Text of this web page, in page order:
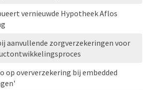
vernieuwde Hypotheek Aflos
aanvullende zorgverzekeringen voor
op oververzekering bij embedded